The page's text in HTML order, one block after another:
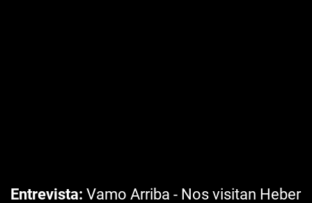
Entrevista Vamo Arriba - Nos visitan Heber